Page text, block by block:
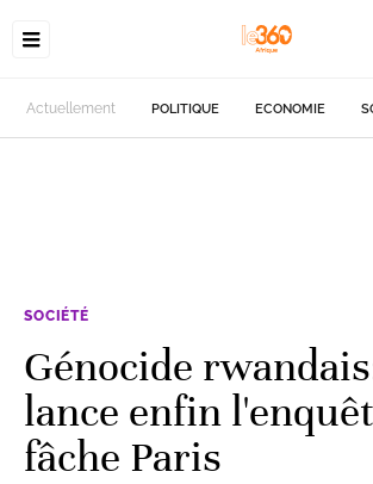
Actuellement POLITIQUE ECONOMIE
SOCIÉTÉ
Génocide
lance enfin
fâche Paris